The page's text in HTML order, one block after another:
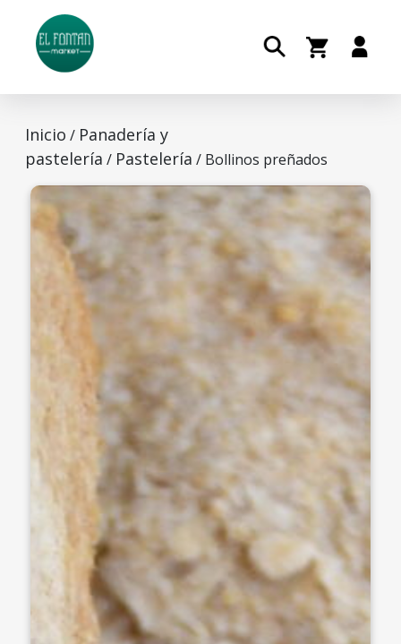
Inicio / Panadería y
pastelería / Pastelería / Bollinos preñados